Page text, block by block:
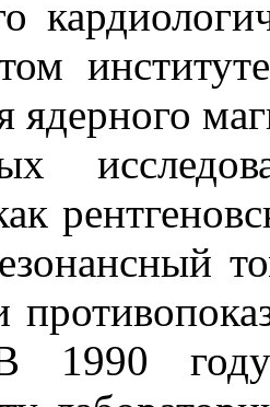
институте
ядерного
1990